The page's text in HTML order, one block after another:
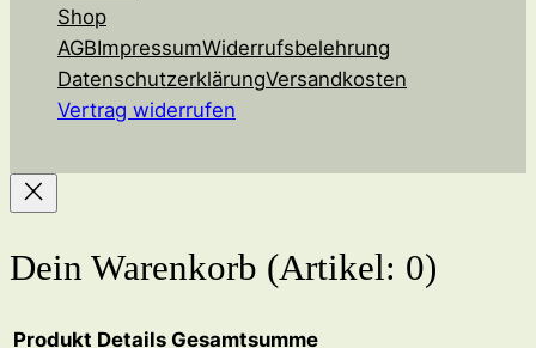
Shop
AGBImpressumWiderrufsbelehrung
DatenschutzerklärungVersandkosten
Vertrag widerrufen
Dein Warenkorb (Artikel: 0)
Produkt Details Gesamtsumme